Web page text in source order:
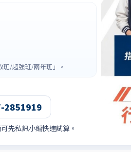
/超強班/兩年班」。
2851919
先私訊小編快速試算。